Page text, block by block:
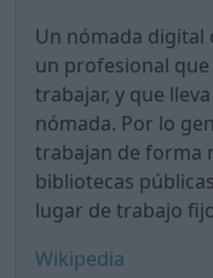
Un nómada digital
un profesional
trabajar, y que
nómada. Por lo
trabajan de forma
bibliotecas
lugar de trabajo
Wikipedia